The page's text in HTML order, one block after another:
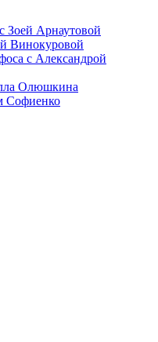
Зоей Арнаутовой
Винокуровой
с Александрой
Олюшкина
Софиенко